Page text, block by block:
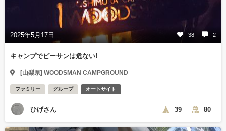
2025年5月17日 38 2
キャンプでビーサンは危ない!
[山梨県] WOODSMAN CAMPGROUND
ファミリー グループ オートサイト
ひげさん 39 80